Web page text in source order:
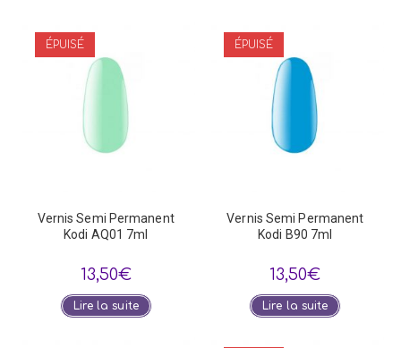
ÉPUISÉ
Vernis Semi Permanent
Kodi AQ01 7ml
13,50€
Lire la suite
ÉPUISÉ
Vernis Semi Permanent
Kodi B90 7ml
13,50€
Lire la suite